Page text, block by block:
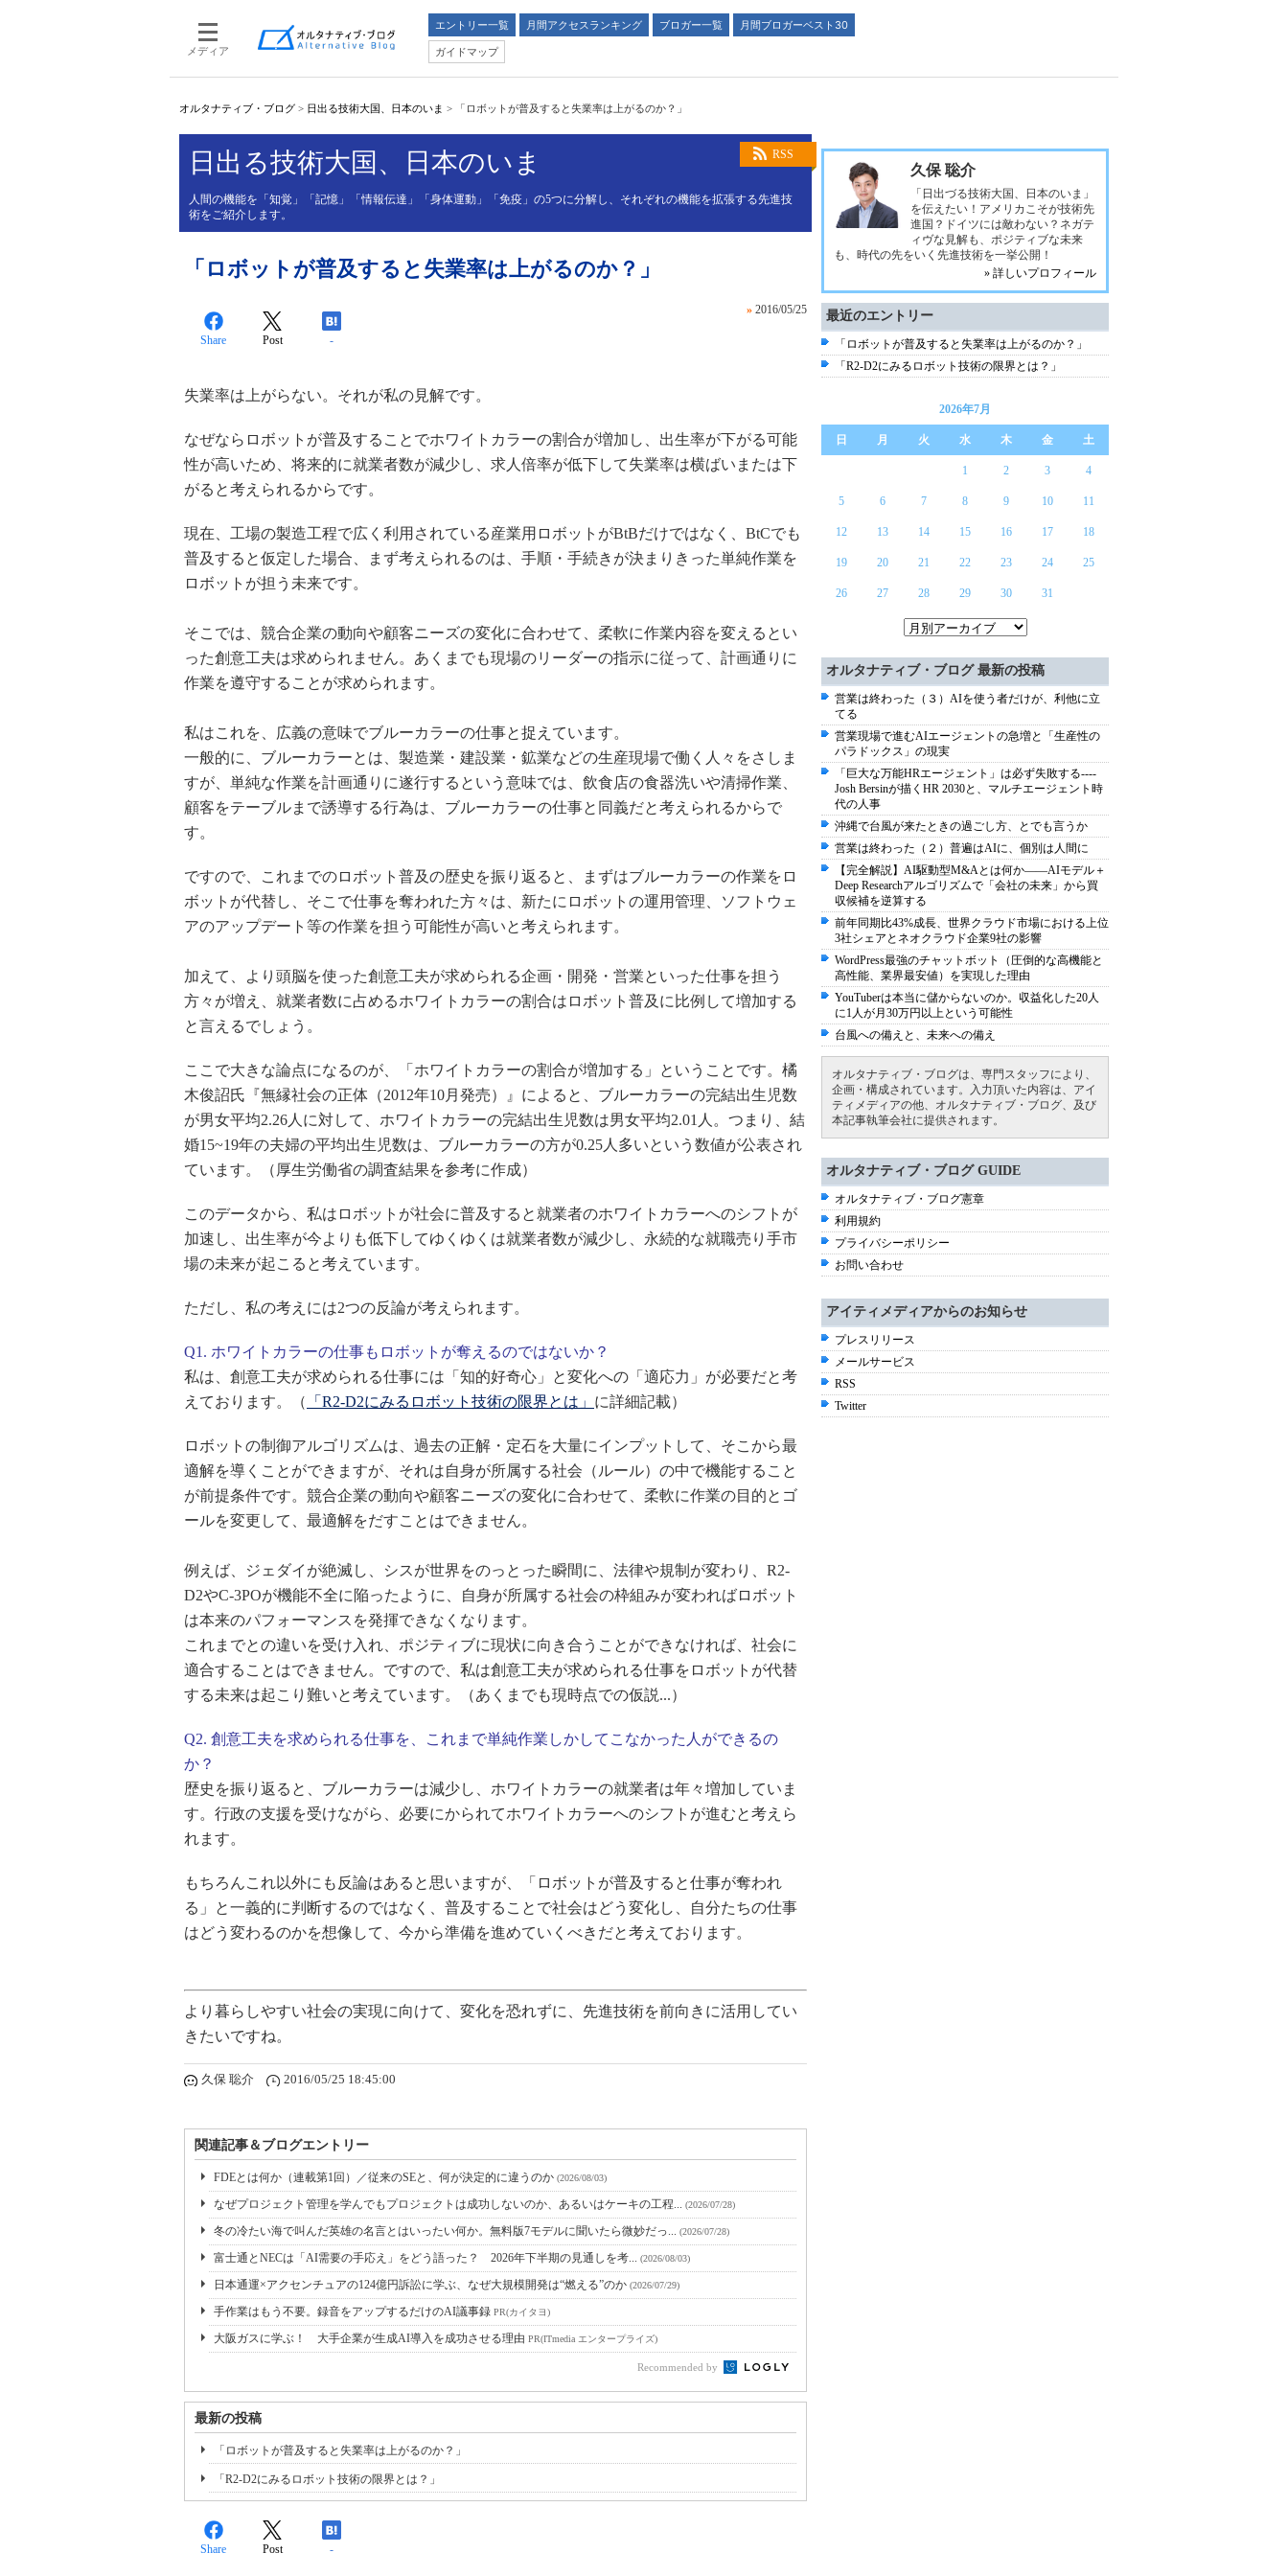
メディア
エントリー一覧 月間アクセスランキング ブロガー一覧
月間ブロガーベスト30
ガイドマップ
オルタナティブ・ブログ > 日出る技術大国、日本のいま > 「ロボットが普及すると失業率は上がるのか？」
RSS
日出る技術大国、日本のいま
人間の機能を「知覚」「記憶」「情報伝達」「身体運動」「免疫」の5つに分解し、それぞれの機能を拡張する先進技
術をご紹介します。
「ロボットが普及すると失業率は上がるのか？」
» 2016/05/25
Share Post -
失業率は上がらない。それが私の見解です。
なぜならロボットが普及することでホワイトカラーの割合が増加し、出生率が下がる可能
性が高いため、将来的に就業者数が減少し、求人倍率が低下して失業率は横ばいまたは下
がると考えられるからです。
現在、工場の製造工程で広く利用されている産業用ロボットがBtBだけではなく、BtCでも
普及すると仮定した場合、まず考えられるのは、手順・手続きが決まりきった単純作業を
ロボットが担う未来です。
そこでは、競合企業の動向や顧客ニーズの変化に合わせて、柔軟に作業内容を変えるとい
った創意工夫は求められません。あくまでも現場のリーダーの指示に従って、計画通りに
作業を遵守することが求められます。
私はこれを、広義の意味でブルーカラーの仕事と捉えています。
一般的に、ブルーカラーとは、製造業・建設業・鉱業などの生産現場で働く人々をさしま
すが、単純な作業を計画通りに遂行するという意味では、飲食店の食器洗いや清掃作業、
顧客をテーブルまで誘導する行為は、ブルーカラーの仕事と同義だと考えられるからで
す。
ですので、これまでのロボット普及の歴史を振り返ると、まずはブルーカラーの作業をロ
ボットが代替し、そこで仕事を奪われた方々は、新たにロボットの運用管理、ソフトウェ
アのアップデート等の作業を担う可能性が高いと考えられます。
加えて、より頭脳を使った創意工夫が求められる企画・開発・営業といった仕事を担う
方々が増え、就業者数に占めるホワイトカラーの割合はロボット普及に比例して増加する
と言えるでしょう。
ここで大きな論点になるのが、「ホワイトカラーの割合が増加する」ということです。橘
木俊詔氏『無縁社会の正体（2012年10月発売）』によると、ブルーカラーの完結出生児数
が男女平均2.26人に対して、ホワイトカラーの完結出生児数は男女平均2.01人。つまり、結
婚15~19年の夫婦の平均出生児数は、ブルーカラーの方が0.25人多いという数値が公表され
ています。（厚生労働省の調査結果を参考に作成）
このデータから、私はロボットが社会に普及すると就業者のホワイトカラーへのシフトが
加速し、出生率が今よりも低下してゆくゆくは就業者数が減少し、永続的な就職売り手市
場の未来が起こると考えています。
ただし、私の考えには2つの反論が考えられます。
Q1. ホワイトカラーの仕事もロボットが奪えるのではないか？
私は、創意工夫が求められる仕事には「知的好奇心」と変化への「適応力」が必要だと考
えております。（
「R2-D2にみるロボット技術の限界とは」 に詳細記載）
ロボットの制御アルゴリズムは、過去の正解・定石を大量にインプットして、そこから最
適解を導くことができますが、それは自身が所属する社会（ルール）の中で機能すること
が前提条件です。競合企業の動向や顧客ニーズの変化に合わせて、柔軟に作業の目的とゴ
ールを変更して、最適解をだすことはできません。
例えば、ジェダイが絶滅し、シスが世界をのっとった瞬間に、法律や規制が変わり、R2-
D2やC-3POが機能不全に陥ったように、自身が所属する社会の枠組みが変わればロボット
は本来のパフォーマンスを発揮できなくなります。
これまでとの違いを受け入れ、ポジティブに現状に向き合うことができなければ、社会に
適合することはできません。ですので、私は創意工夫が求められる仕事をロボットが代替
する未来は起こり難いと考えています。（あくまでも現時点での仮説...）
Q2. 創意工夫を求められる仕事を、これまで単純作業しかしてこなかった人ができるの
か？
歴史を振り返ると、ブルーカラーは減少し、ホワイトカラーの就業者は年々増加していま
す。行政の支援を受けながら、必要にかられてホワイトカラーへのシフトが進むと考えら
れます。
もちろんこれ以外にも反論はあると思いますが、「ロボットが普及すると仕事が奪われ
る」と一義的に判断するのではなく、普及することで社会はどう変化し、自分たちの仕事
はどう変わるのかを想像して、今から準備を進めていくべきだと考えております。
より暮らしやすい社会の実現に向けて、変化を恐れずに、先進技術を前向きに活用してい
きたいですね。
久保 聡介 2016/05/25 18:45:00
関連記事＆ブログエントリー
FDEとは何か（連載第1回）／従来のSEと、何が決定的に違うのか (2026/08/03)
なぜプロジェクト管理を学んでもプロジェクトは成功しないのか、あるいはケーキの工程... (2026/07/28)
冬の冷たい海で叫んだ英雄の名言とはいったい何か。無料版7モデルに聞いたら微妙だっ... (2026/07/28)
富士通とNECは「AI需要の手応え」をどう語った？ 2026年下半期の見通しを考... (2026/08/03)
日本通運×アクセンチュアの124億円訴訟に学ぶ、なぜ大規模開発は“燃える”のか (2026/07/29)
手作業はもう不要。録音をアップするだけのAI議事録 PR(カイタヨ)
大阪ガスに学ぶ！ 大手企業が生成AI導入を成功させる理由 PR(ITmedia エンタープライズ)
Recommended by
最新の投稿
「ロボットが普及すると失業率は上がるのか？」
「R2-D2にみるロボット技術の限界とは？」
Share Post -
久保 聡介
「日出づる技術大国、日本のいま」
を伝えたい！アメリカこそが技術先
進国？ドイツには敵わない？ネガテ
ィヴな見解も、ポジティブな未来
も、時代の先をいく先進技術を一挙公開！
» 詳しいプロフィール
最近のエントリー
「ロボットが普及すると失業率は上がるのか？」
「R2-D2にみるロボット技術の限界とは？」
2026年7月
日 月 火 水 木 金 土
1 2 3 4
5 6 7 8 9 10 11
12 13 14 15 16 17 18
19 20 21 22 23 24 25
26 27 28 29 30 31
オルタナティブ・ブログ 最新の投稿
営業は終わった（３）AIを使う者だけが、利他に立
てる
営業現場で進むAIエージェントの急増と「生産性の
パラドックス」の現実
「巨大な万能HRエージェント」は必ず失敗する----
Josh Bersinが描くHR 2030と、マルチエージェント時
代の人事
沖縄で台風が来たときの過ごし方、とでも言うか
営業は終わった（２）普遍はAIに、個別は人間に
【完全解説】AI駆動型M&Aとは何か――AIモデル＋
Deep Researchアルゴリズムで「会社の未来」から買
収候補を逆算する
前年同期比43%成長、世界クラウド市場における上位
3社シェアとネオクラウド企業9社の影響
WordPress最強のチャットボット（圧倒的な高機能と
高性能、業界最安値）を実現した理由
YouTuberは本当に儲からないのか。収益化した20人
に1人が月30万円以上という可能性
台風への備えと、未来への備え
オルタナティブ・ブログは、専門スタッフにより、
企画・構成されています。入力頂いた内容は、アイ
ティメディアの他、オルタナティブ・ブログ、及び
本記事執筆会社に提供されます。
オルタナティブ・ブログ GUIDE
オルタナティブ・ブログ憲章
利用規約
プライバシーポリシー
お問い合わせ
アイティメディアからのお知らせ
プレスリリース
メールサービス
RSS
Twitter